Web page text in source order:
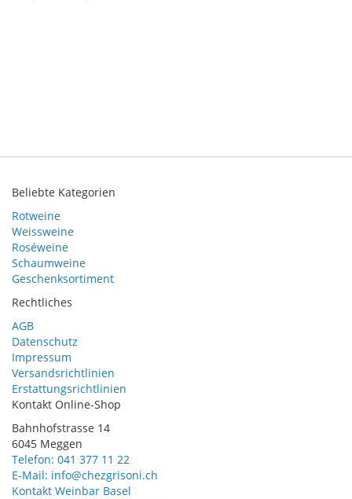
Beliebte Kategorien
Rotweine
Weissweine
Roséweine
Schaumweine
Geschenksortiment
Rechtliches
AGB
Datenschutz
Impressum
Versandsrichtlinien
Erstattungsrichtlinien
Kontakt Online-Shop
Bahnhofstrasse 14
6045 Meggen
Telefon: 041 377 11 22
E-Mail: info@chezgrisoni.ch
Kontakt Weinbar Basel